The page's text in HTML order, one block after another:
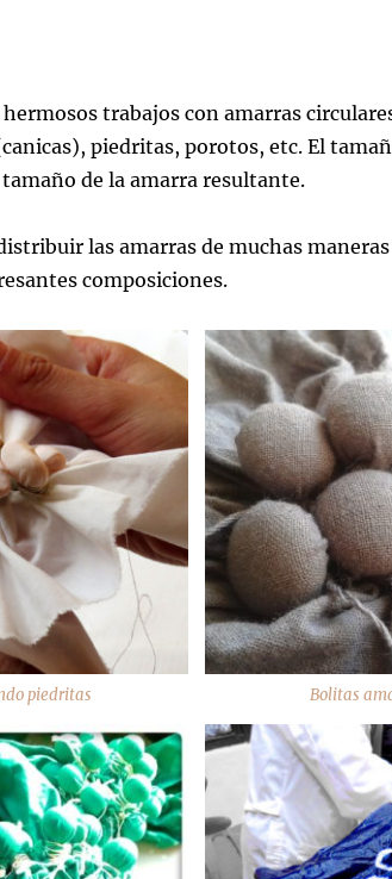
hermosos trabajos con amarras
piedritas, porotos, etc. El
de la amarra resultante.
las amarras de muchas
composiciones.
piedritas Bolitas